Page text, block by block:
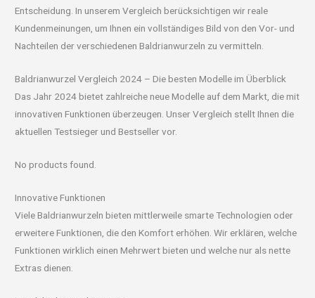
Entscheidung. In unserem Vergleich berücksichtigen wir reale
Kundenmeinungen, um Ihnen ein vollständiges Bild von den Vor- und
Nachteilen der verschiedenen Baldrianwurzeln zu vermitteln.
Baldrianwurzel Vergleich 2024 – Die besten Modelle im Überblick
Das Jahr 2024 bietet zahlreiche neue Modelle auf dem Markt, die mit
innovativen Funktionen überzeugen. Unser Vergleich stellt Ihnen die
aktuellen Testsieger und Bestseller vor.
No products found.
Innovative Funktionen
Viele Baldrianwurzeln bieten mittlerweile smarte Technologien oder
erweitere Funktionen, die den Komfort erhöhen. Wir erklären, welche
Funktionen wirklich einen Mehrwert bieten und welche nur als nette
Extras dienen.